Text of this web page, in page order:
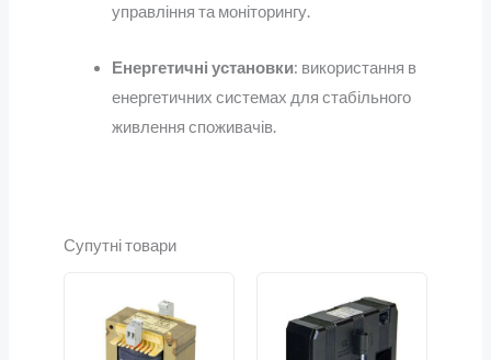
управління та моніторингу.
Енергетичні установки: використання в
енергетичних системах для стабільного
живлення споживачів.
Супутні товари